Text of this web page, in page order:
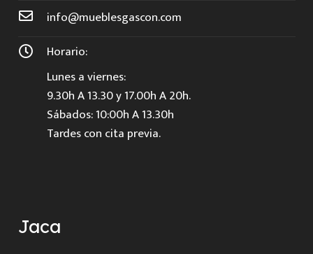
info@mueblesgascon.com
Horario:
Lunes a viernes:
9.30h A 13.30 y 17.00h A 20h.
Sábados: 10:00h A 13.30h
Tardes con cita previa.
Jaca